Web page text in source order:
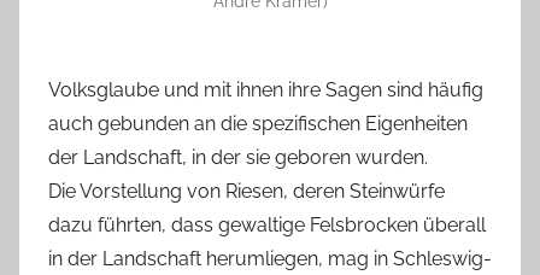
Volksglaube und mit ihnen ihre Sagen sind häufig
auch gebunden an die spezifischen Eigenheiten
der Landschaft, in der sie geboren wurden.
Die Vorstellung von Riesen, deren Steinwürfe
dazu führten, dass gewaltige Felsbrocken überall
in der Landschaft herumliegen, mag in Schleswig-